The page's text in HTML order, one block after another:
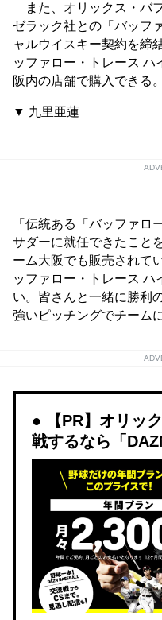
また、オリックス・バ
ゼラック社との「バッフ
ャルウイスキー契約を締
ッファロー・トレース ハ
阪内の店舗で購入できる。
▼ 九里亜蓮
「伝統ある「バッファロ
サダーに就任できたこと
ーム大阪でも販売されて
ッファロー・トレース ハ
い。皆さんと一緒に勝利
強いピッチングでチーム
【PR】オリッ
戦するなら「